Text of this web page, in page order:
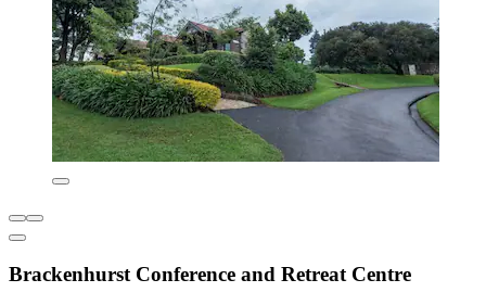
Brackenhurst Conference and Retreat Centre